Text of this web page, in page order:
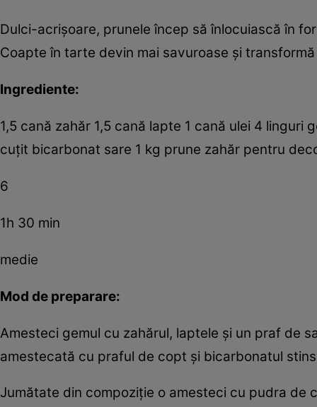
Dulci-acrişoare, prunele încep să înlocuiască în
Coapte în tarte devin mai savuroase şi
Ingrediente:
1,5 cană zahăr 1,5 cană lapte 1 cană ulei 4
cuţit bicarbonat sare 1 kg prune zahăr pentru
6
1h 30 min
medie
Mod de preparare:
Amesteci gemul cu zahărul, laptele şi un praf de
amestecată cu praful de copt şi bicarbonatul
Jumătate din compoziţie o amesteci cu pudra